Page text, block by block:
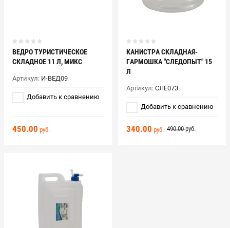
ВЕДРО ТУРИСТИЧЕСКОЕ
СКЛАДНОЕ 11 Л, МИКС
Артикул: И-ВЕД09
Добавить к сравнению
450.00 руб.
КАНИСТРА СКЛАДНАЯ-
ГАРМОШКА "СЛЕДОПЫТ" 15
Л
Артикул:СЛЕ073
Добавить к сравнению
340.00 руб. 490.00руб.